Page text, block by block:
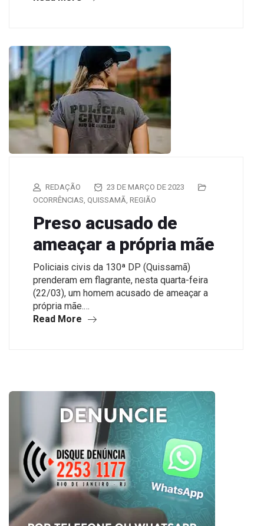
REDAÇÃO
23 DE MARÇO DE 2023
OCORRÊNCIAS, QUISSAMÃ, REGIÃO
Preso acusado de
ameaçar a própria mãe
Policiais civis da 130ª DP (Quissamã)
prenderam em flagrante, nesta quarta-feira
(22/03), um homem acusado de ameaçar a
própria mãe.…
Read More